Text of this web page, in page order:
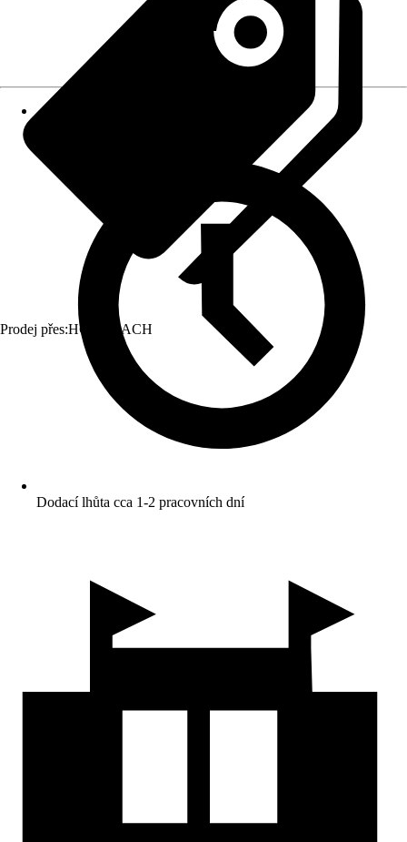
Prodej přes:HORNBACH
Dodací lhůta cca 1-2 pracovních dní